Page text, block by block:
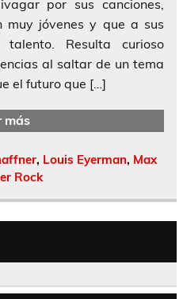
por sus canciones,
muy jóvenes y que a sus
Resulta curioso
al saltar de un tema
el futuro que […]
más
, Louis Eyerman, Max
Rock